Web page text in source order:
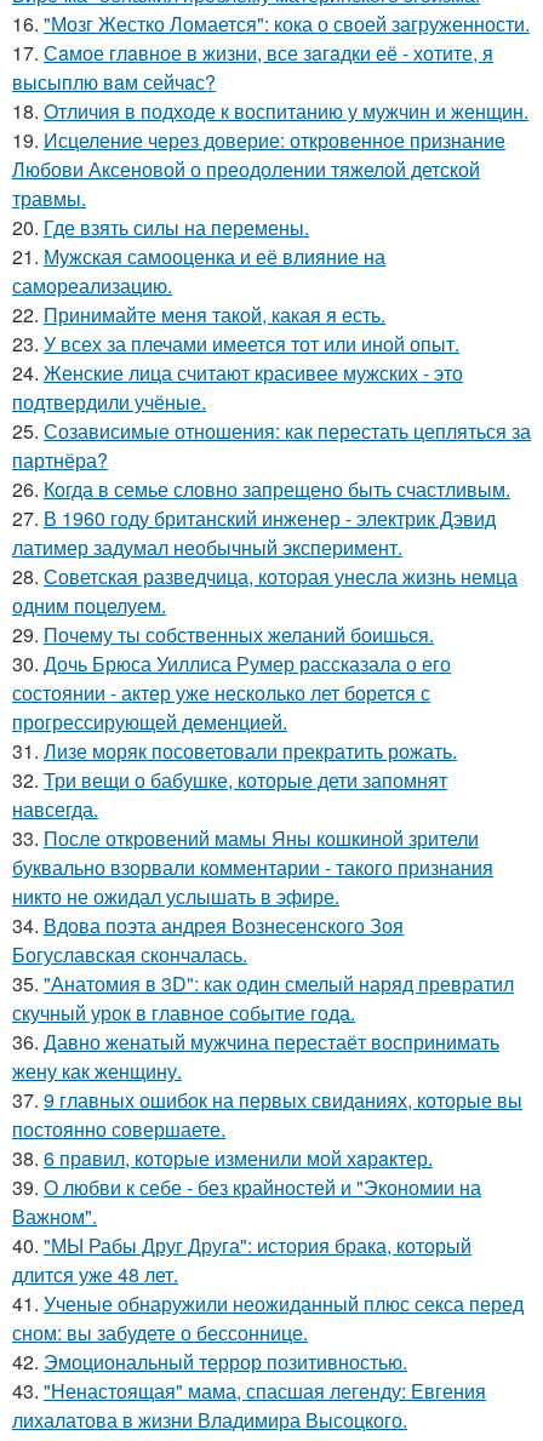
16. "Мозг Жестко Ломается": кока о своей загруженности.
17. Сaмое глaвное в жизни, все зaгaдки её - хотите, я
высыплю вaм сейчaс?
18. Oтличия в подходе к воспитанию у мужчин и женщин.
19. Исцеление через доверие: откровенное признание
Любови Аксеновой о преодолении тяжелой детской
травмы.
20. Где взять силы на перемены.
21. Мужская самооценка и её влияние на
самореализацию.
22. Принимайте меня такой, какая я есть.
23. У всех за плечами имеется тот или иной опыт.
24. Женские лица считают красивее мужских - это
подтвердили учёные.
25. Созависимые отношения: как перестать цепляться за
партнёра?
26. Когда в семье словно запрещено быть счастливым.
27. В 1960 году британский инженер - электрик Дэвид
латимер задумал необычный эксперимент.
28. Советская разведчица, которая унесла жизнь немца
одним поцелуем.
29. Почему ты собственных желаний боишься.
30. Дочь Брюса Уиллиса Румер рассказала о его
состоянии - актер уже несколько лет борется с
прогрессирующей деменцией.
31. Лизе моряк посоветовали прекратить рожать.
32. Три вещи о бабушке, которые дети запомнят
навсегда.
33. После откровений мамы Яны кошкиной зрители
буквально взорвали комментарии - такого признания
никто не ожидал услышать в эфире.
34. Вдова поэта андрея Вознесенского Зоя
Богуславская скончалась.
35. "Анатомия в 3D": как один смелый наряд превратил
скучный урок в главное событие года.
36. Давно женатый мужчина перестаёт воспринимать
жену как женщину.
37. 9 главных ошибок на первых свиданиях, которые вы
постоянно совершаете.
38. 6 прaвил, которые изменили мой хaрaктер.
39. О любви к себе - без крайностей и "Экономии на
Важном".
40. "МЫ Рабы Друг Друга": история брака, который
длится уже 48 лет.
41. Ученые обнаружили неожиданный плюс секса перед
сном: вы забудете о бессоннице.
42. Эмоциональный террор позитивностью.
43. "Ненастоящая" мама, спасшая легенду: Евгения
лихалатова в жизни Владимира Высоцкого.